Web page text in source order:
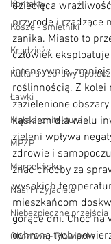
Kontakty
Kosze - śmietniki
Kradzieże
Kultura - sprawy
Ławki
Mała architektura
MPZP
Marcelińska
Nasi Przyjaciele
Niebezpieczne przejścia
Obozowa - Płowiecka
dziecięca
przyrodę i rządzące
zanika. Miasto to
człowiek
intensywnie,
roślinnością. Z kolei
zazielenione
kąskiem dla wielu
zieleni wpływa
zdrowie i
znać choćby za
wysokich
mieszkańcom
gorące dni. Choć na
ochroną tych